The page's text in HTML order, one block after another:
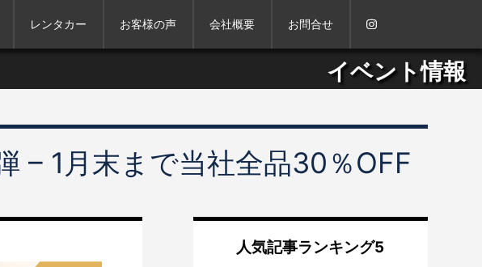
レンタカー お客様の声 会社概要 お問合せ
イベント情報
– 1月末まで当社全品30％OFF
人気記事ランキング5